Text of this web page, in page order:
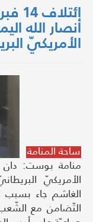
أنصار الله
الأمريكيّ
ساحة المنامة
الأمريكيّ
الغاشم جاء بسبب
التّضامن مع الشّعب